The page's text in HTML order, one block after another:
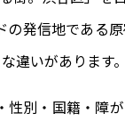
発信地である
違いがあります。
別・国籍・障